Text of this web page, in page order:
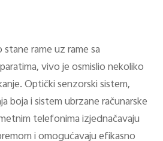
rame uz rame sa
vivo je osmislio nekoliko
Optički senzorski sistem,
boja i sistem ubrzane računarske
telefonima izjednačavaju
i omogućavaju efikasno